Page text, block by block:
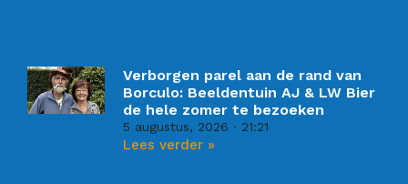
Verborgen parel aan de rand van
Borculo: Beeldentuin AJ & LW Bier
de hele zomer te bezoeken
5 augustus, 2026 21:21
Lees verder »